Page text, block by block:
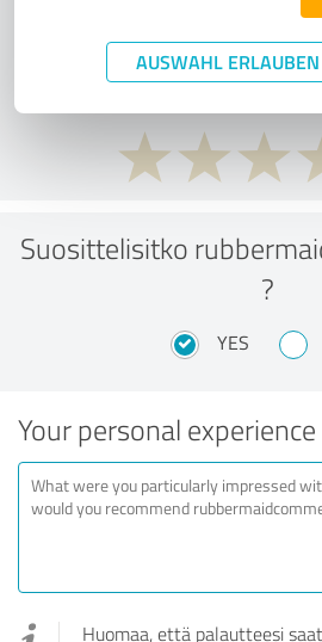
AUSWAHL ERLAUBEN
What do you think
performance
Suosittelisitko
?
YES
Your personal experience
Huomaa, että palautteesi